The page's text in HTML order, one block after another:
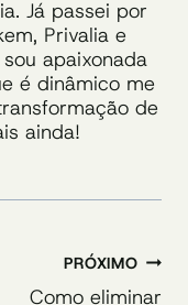
Já passei por
Privalia e
apaixonada
é dinâmico me
de
ainda!
PRÓXIMO
Como eliminar